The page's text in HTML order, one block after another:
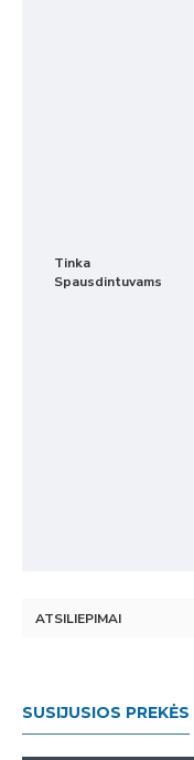
Tinka
Spausdintuvams
ATSILIEPIMAI
SUSIJUSIOS PREKĖS